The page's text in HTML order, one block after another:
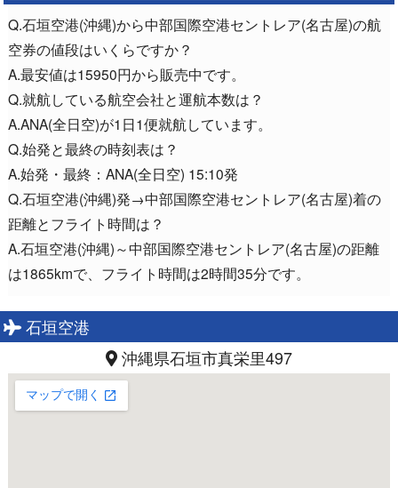
Q.石垣空港(沖縄)から中部国際空港セントレア(名古屋)の航
空券の値段はいくらですか？
A.最安値は15950円から販売中です。
Q.就航している航空会社と運航本数は？
A.ANA(全日空)が1日1便就航しています。
Q.始発と最終の時刻表は？
A.始発・最終：ANA(全日空) 15:10発
Q.石垣空港(沖縄)発→中部国際空港セントレア(名古屋)着の
距離とフライト時間は？
A.石垣空港(沖縄)～中部国際空港セントレア(名古屋)の距離
は1865kmで、フライト時間は2時間35分です。
石垣空港
沖縄県石垣市真栄里497